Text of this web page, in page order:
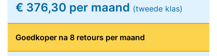
€ 376,30 per maand (tweede klas)
Goedkoper na 8 retours per maand